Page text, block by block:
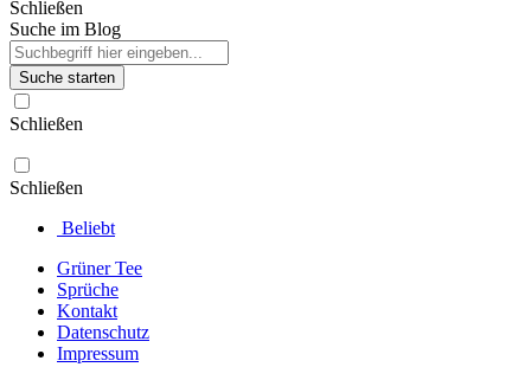
Schließen
Suche im Blog
Suche starten
Schließen
Schließen
Beliebt
Grüner Tee
Sprüche
Kontakt
Datenschutz
Impressum